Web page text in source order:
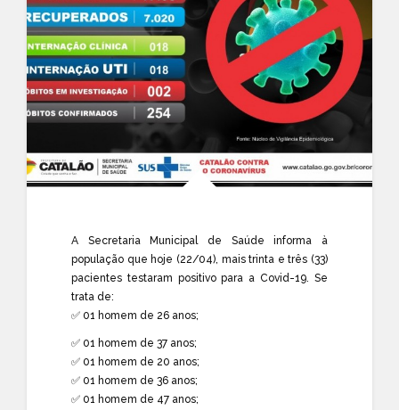
A Secretaria Municipal de Saúde informa à
população que hoje (22/04), mais trinta e três (33)
pacientes testaram positivo para a Covid-19. Se
trata de:
✅ 01 homem de 26 anos;
✅ 01 homem de 37 anos;
✅ 01 homem de 20 anos;
✅ 01 homem de 36 anos;
✅ 01 homem de 47 anos;